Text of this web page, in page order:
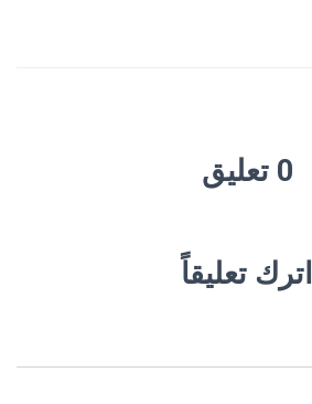
0 تعليق
اترك تعليقاً